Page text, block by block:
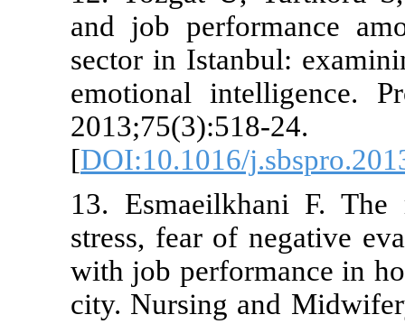
and job
sector in
emotional
[
13.
stress, fear
with job
city. Nursing